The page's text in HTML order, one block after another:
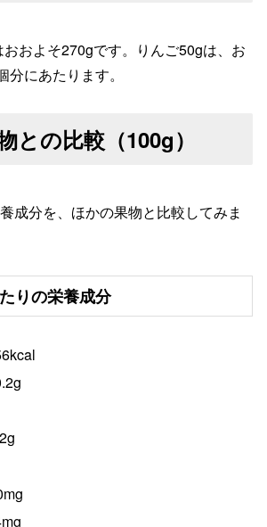
およそ270gです。りんご50gは、お
分にあたります。
との比較（100g）
成分を、ほかの果物と比較してみま
りの栄養成分